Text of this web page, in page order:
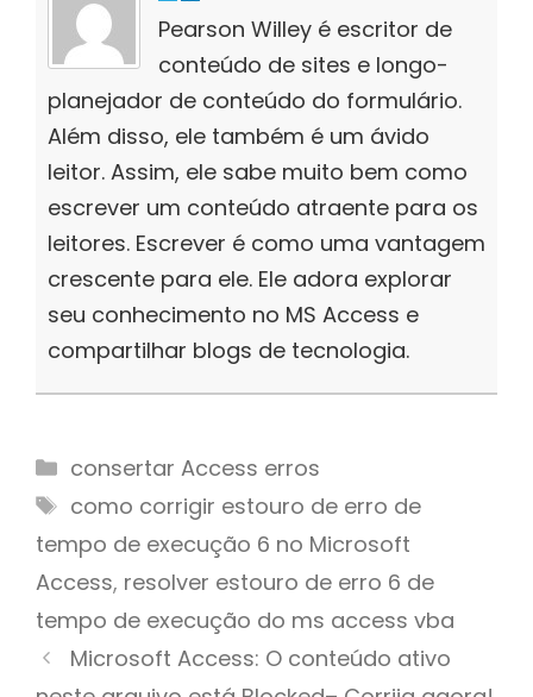
Pearson Willey é escritor de
conteúdo de sites e longo-
planejador de conteúdo do formulário.
Além disso, ele também é um ávido
leitor. Assim, ele sabe muito bem como
escrever um conteúdo atraente para os
leitores. Escrever é como uma vantagem
crescente para ele. Ele adora explorar
seu conhecimento no MS Access e
compartilhar blogs de tecnologia.
Categories
consertar Access erros
Tags
como corrigir estouro de erro de
tempo de execução 6 no Microsoft
Access, resolver estouro de erro 6 de
tempo de execução do ms access vba
Microsoft Access: O conteúdo ativo